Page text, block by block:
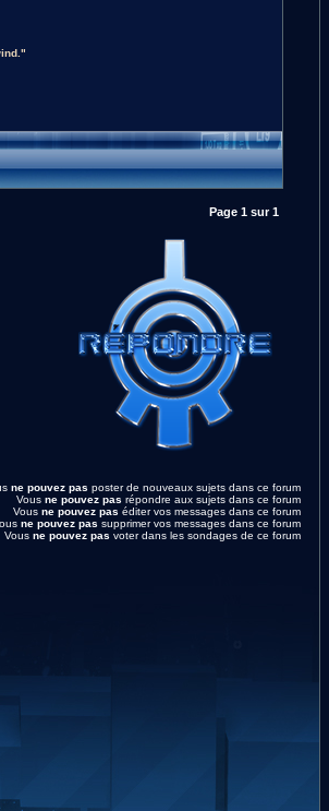
Page 1sur1
ne pouvez pas poster de nouveaux sujets dans ce forum
Vous ne pouvez pas répondre aux sujets dans ce forum
Vous ne pouvez pas éditer vos messages dans ce forum
ne pouvez pas supprimer vos messages dans ce forum
Vous ne pouvez pas voter dans les sondages de ce forum